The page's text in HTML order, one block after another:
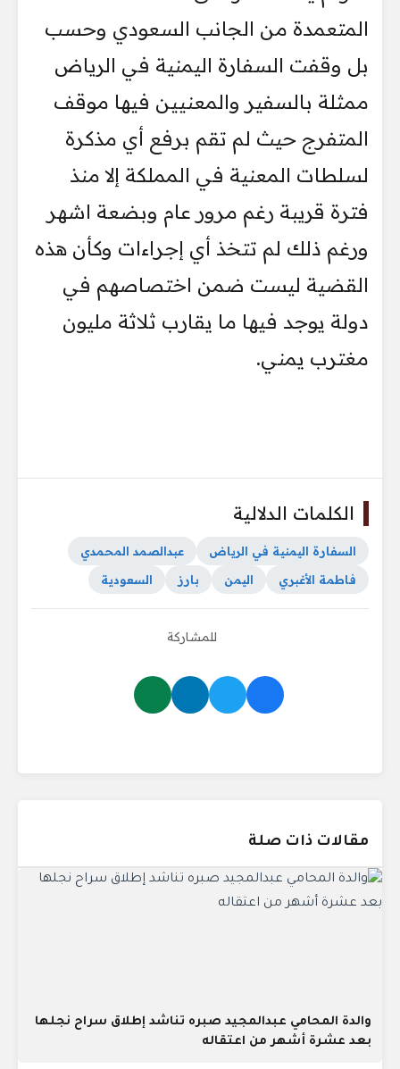
المتعمدة من الجانب السعودي وحسب
بل ‏وقفت السفارة ‏اليمنية في الرياض
ممثلة بالسفير والمعنيين فيها موقف
المتفرج ‏حيث لم تقم برفع أي مذكرة
لسلطات المعنية ‏في المملكة إلا منذ
فترة قريبة رغم ‏مرور عام وبضعة اشهر
ورغم ذلك لم تتخذ أي إجراءات وكأن هذه
‏القضية ليست ‏ضمن اختصاصهم في
دولة يوجد فيها ما يقارب ثلاثة مليون
مغترب يمني.‏
الكلمات الدلالية
السفارة اليمنية في الرياض
عبدالصمد المحمدي
فاطمة الأغبري
اليمن بارز السعودية
للمشاركة
مقالات ذات صلة
والدة المحامي عبدالمجيد صبره تناشد إطلاق سراح نجلها
بعد عشرة أشهر من اعتقاله